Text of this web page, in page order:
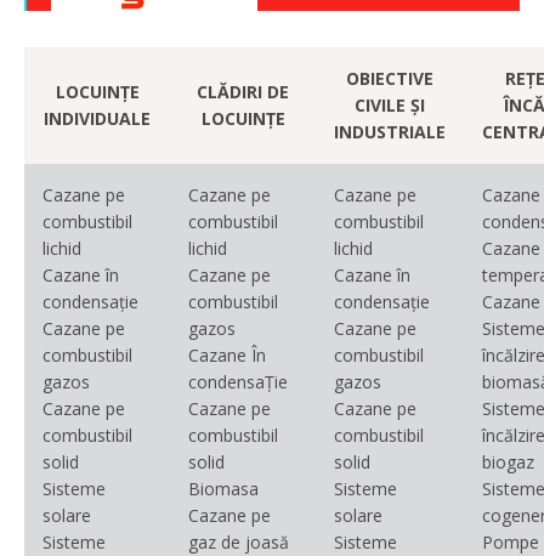
LOCUINȚE
INDIVIDUALE
CLĂDIRI DE
LOCUINȚE
OBIECTIVE
CIVILE ȘI
INDUSTRIALE
Cazane pe
combustibil
lichid
Cazane în
condensație
Cazane pe
combustibil
gazos
Cazane pe
combustibil
solid
Sisteme
solare
Sisteme
Cazane pe
combustibil
lichid
Cazane pe
combustibil
gazos
Cazane În
condensaȚie
Cazane pe
combustibil
solid
Biomasa
Cazane pe
gaz de joasă
Cazane pe
combustibil
lichid
Cazane în
condensație
Cazane pe
combustibil
gazos
Cazane pe
combustibil
solid
Sisteme
solare
Sisteme
biogaz
Pompe